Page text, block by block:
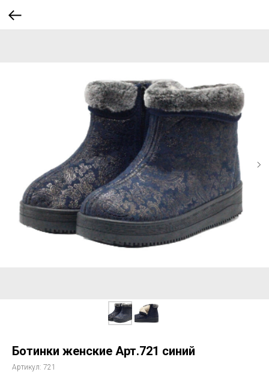
Ботинки женские Арт.721 синий
Артикул: 721